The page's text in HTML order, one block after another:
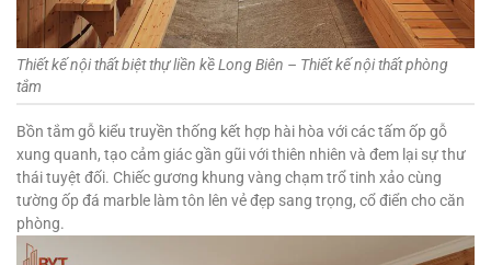
Thiết kế nội thất biệt thự liền kề Long Biên – Thiết kế nội thất phòng
tắm
Bồn tắm gỗ kiểu truyền thống kết hợp hài hòa với các tấm ốp gỗ
xung quanh, tạo cảm giác gần gũi với thiên nhiên và đem lại sự thư
thái tuyệt đối. Chiếc gương khung vàng chạm trổ tinh xảo cùng
tường ốp đá marble làm tôn lên vẻ đẹp sang trọng, cổ điển cho căn
phòng.